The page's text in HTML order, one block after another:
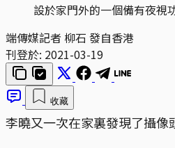
設於家門外的一個備有夜視
端傳媒記者 柳石 發自香港
刊登於: 2021-03-19
收藏
李曉又一次在家裏發現了攝像